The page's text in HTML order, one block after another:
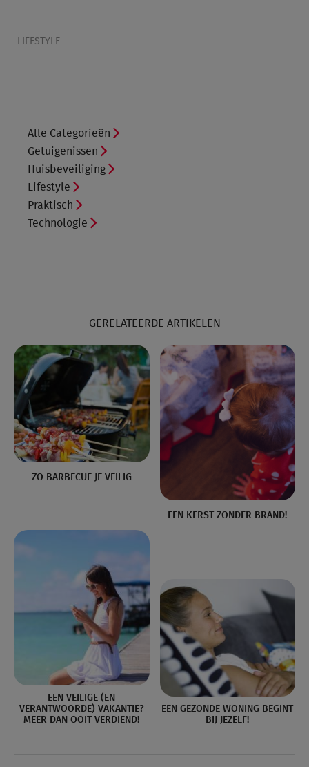
LIFESTYLE
GERELATEERDE ARTIKELEN
ZO BARBECUE JE VEILIG
EEN KERST ZONDER BRAND!
EEN VEILIGE (EN
VERANTWOORDE) VAKANTIE?
MEER DAN OOIT VERDIEND!
EEN GEZONDE WONING BEGINT
BIJ JEZELF!
Alle Categorieën
Getuigenissen
Huisbeveiliging
Lifestyle
Praktisch
Technologie